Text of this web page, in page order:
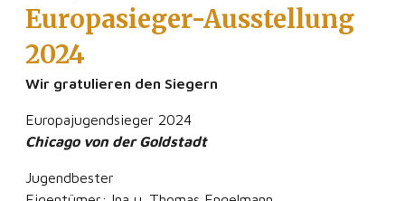
Europasieger-Ausstellung
2024
Wir gratulieren den Siegern
Europajugendsieger 2024
Chicago von der Goldstadt
Jugendbester